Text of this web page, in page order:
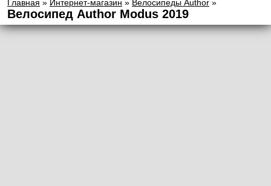
Главная » Интернет-магазин » Велосипеды Author »
Велосипед Author Modus 2019